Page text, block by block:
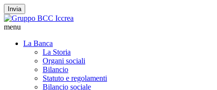
Invia
menu
La Banca
La Storia
Organi sociali
Bilancio
Statuto e regolamenti
Bilancio sociale